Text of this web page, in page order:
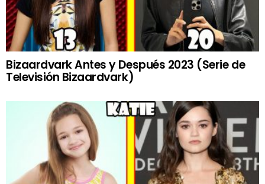
Bizaardvark Antes y Después 2023 (Serie de
Televisión Bizaardvark)